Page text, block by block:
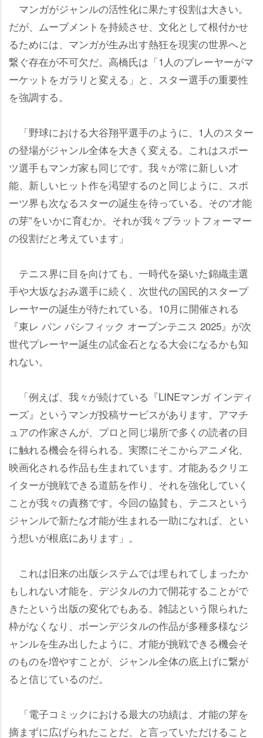
マンガがジャンルの活性化に果たす役割は大きい。
だが、ムーブメントを持続させ、文化として根付かせ
るためには、マンガが生み出す熱狂を現実の世界へと
繋ぐ存在が不可欠だ。高橋氏は「1人のプレーヤーがマ
ーケットをガラリと変える」と、スター選手の重要性
を強調する。
「野球における大谷翔平選手のように、1人のスター
の登場がジャンル全体を大きく変える。これはスポー
ツ選手もマンガ家も同じです。我々が常に新しい才
能、新しいヒット作を渇望するのと同じように、スポ
ーツ界も次なるスターの誕生を待っている。その“才能
の芽”をいかに育むか。それが我々プラットフォーマー
の役割だと考えています」
テニス界に目を向けても、一時代を築いた錦織圭選
手や大坂なおみ選手に続く、次世代の国民的スタープ
レーヤーの誕生が待たれている。10月に開催される
『東レ パン パシフィック オープンテニス 2025』が次
世代プレーヤー誕生の試金石となる大会になるかも知
れない。
「例えば、我々が続けている『LINEマンガ インディ
ーズ』というマンガ投稿サービスがあります。アマチ
ュアの作家さんが、プロと同じ場所で多くの読者の目
に触れる機会を得られる。実際にそこからアニメ化、
映画化される作品も生まれています。才能あるクリエ
イターが挑戦できる道筋を作り、それを強化していく
ことが我々の責務です。今回の協賛も、テニスという
ジャンルで新たな才能が生まれる一助になれば、とい
う想いが根底にあります」。
これは旧来の出版システムでは埋もれてしまったか
もしれない才能を、デジタルの力で開花することがで
きたという出版の変化でもある。雑誌という限られた
枠がなくなり、ボーンデジタルの作品が多種多様なジ
ャンルを生み出したように、才能が挑戦できる機会そ
のものを増やすことが、ジャンル全体の底上げに繋が
ると信じているのだ。
「電子コミックにおける最大の功績は、才能の芽を
摘まずに広げられたことだ、と言っていただけること